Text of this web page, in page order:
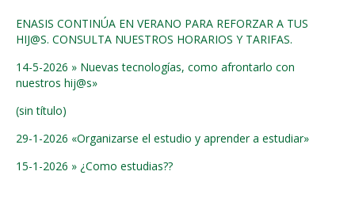
ENASIS CONTINÚA EN VERANO PARA REFORZAR A TUS
HIJ@S. CONSULTA NUESTROS HORARIOS Y TARIFAS.
14-5-2026 » Nuevas tecnologías, como afrontarlo con
nuestros hij@s»
(sin título)
29-1-2026 «Organizarse el estudio y aprender a estudiar»
15-1-2026 » ¿Como estudias??